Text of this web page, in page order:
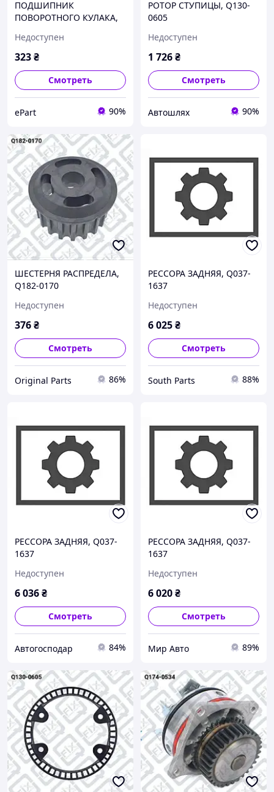
ПОДШИПНИК
ПОВОРОТНОГО КУЛАКА,
Недоступен
323₴
Смотреть
ePart 90%
РОТОР СТУПИЦЫ, Q130-
0605
Недоступен
1 726₴
Смотреть
Автошлях 90%
ШЕСТЕРНЯ РАСПРЕДЕЛА,
Q182-0170
Недоступен
376₴
Смотреть
Original Parts 86%
РЕССОРА ЗАДНЯЯ, Q037-
1637
Недоступен
6 025₴
Смотреть
South Parts 88%
РЕССОРА ЗАДНЯЯ, Q037-
1637
Недоступен
6 036₴
Смотреть
Автогосподар 84%
РЕССОРА ЗАДНЯЯ, Q037-
1637
Недоступен
6 020₴
Смотреть
Мир Авто 89%